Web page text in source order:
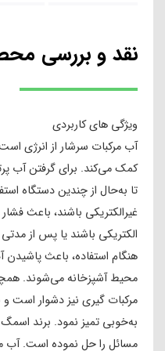
نقد و بررسی
ویژگی های کاربردی
آب مرکبات سرشار از انرژی
کمک می‌کند. برای گرفتن آب
تا به‌حال از چندین دستگاه
غیرالکتریکی باشند، باعث
الکتریکی باشند یا پس از
هنگام استفاده، باعث
محیط آشپزخانه می‌شوند.
مرکبات گیری نیز دشوار است
به‌خوبی تمیز نمود. برند
مسائل را حل نموده است. آب